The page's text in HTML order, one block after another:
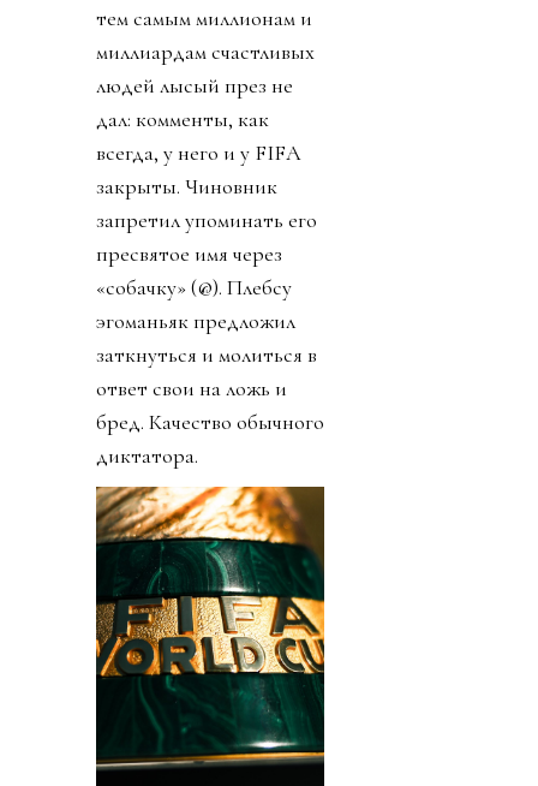
тем самым миллионам и
миллиардам счастливых
людей лысый през не
дал: комменты, как
всегда, у него и у FIFA
закрыты. Чиновник
запретил упоминать его
пресвятое имя через
«собачку» (@). Плебсу
эгоманьяк предложил
заткнуться и молиться в
ответ свои на ложь и
бред. Качество обычного
диктатора.